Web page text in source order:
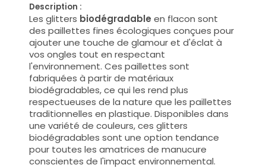
Description :
Les glitters biodégradableen flacon sont
des paillettes fines écologiques conçues pour
ajouter une touche de glamour et d'éclat à
vos ongles tout en respectant
l'environnement. Ces paillettes sont
fabriquées à partir de matériaux
biodégradables, ce qui les rend plus
respectueuses de la nature que les paillettes
traditionnelles en plastique. Disponibles dans
une variété de couleurs, ces glitters
biodégradables sont une option tendance
pour toutes les amatrices de manucure
conscientes de l'impact environnemental.